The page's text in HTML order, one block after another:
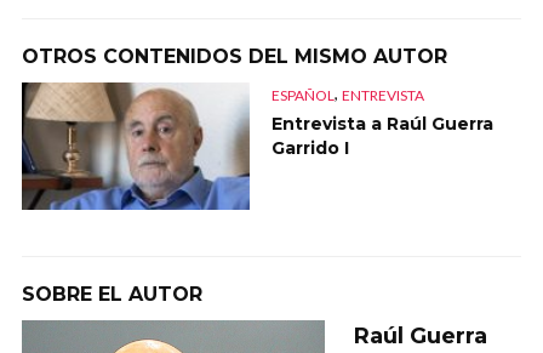
OTROS CONTENIDOS DEL MISMO AUTOR
ESPAÑOL , ENTREVISTA
Entrevista a Raúl Guerra
Garrido I
SOBRE EL AUTOR
Raúl Guerra